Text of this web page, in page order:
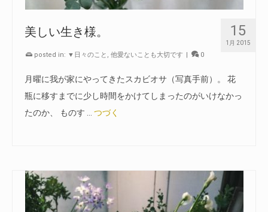
15
1月 2015
美しい生き様。
posted in: ▼日々のこと , 他愛ないことも大切です | 0
月曜に我が家にやってきたスカビオサ（写真手前）。 花
瓶に移すまでに少し時間をかけてしまったのがいけなかっ
たのか、 ものす … つづく